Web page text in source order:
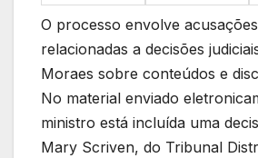
O processo envolve
relacionadas a decisões
Moraes sobre conteúdos e
No material enviado
ministro está incluída uma
Mary Scriven, do Tribunal